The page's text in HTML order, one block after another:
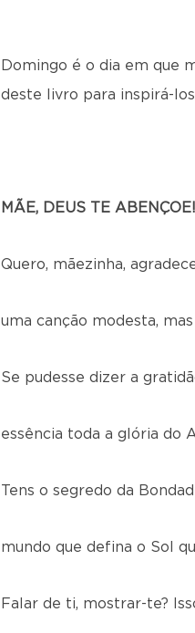
Domingo é o dia em que
deste livro para inspirá-
MÃE, DEUS TE
Quero, mãezinha,
uma canção modesta,
Se pudesse dizer a
essência toda a glória do
Tens o segredo da
mundo que defina o Sol
Falar de ti, mostrar-te?